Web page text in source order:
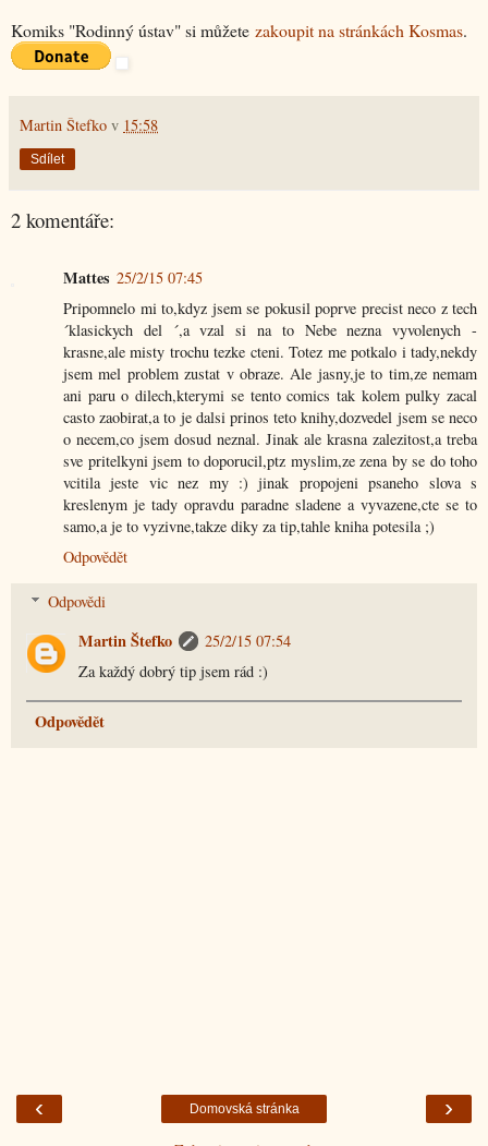
Komiks "Rodinný ústav" si můžete zakoupit na stránkách Kosmas.
Martin Štefko v 15:58
Sdílet
2 komentáře:
Mattes 25/2/15 07:45
Pripomnelo mi to,kdyz jsem se pokusil poprve precist neco z tech
´klasickych del ´,a vzal si na to Nebe nezna vyvolenych -
krasne,ale misty trochu tezke cteni. Totez me potkalo i tady,nekdy
jsem mel problem zustat v obraze. Ale jasny,je to tim,ze nemam
ani paru o dilech,kterymi se tento comics tak kolem pulky zacal
casto zaobirat,a to je dalsi prinos teto knihy,dozvedel jsem se neco
o necem,co jsem dosud neznal. Jinak ale krasna zalezitost,a treba
sve pritelkyni jsem to doporucil,ptz myslim,ze zena by se do toho
vcitila jeste vic nez my :) jinak propojeni psaneho slova s
kreslenym je tady opravdu paradne sladene a vyvazene,cte se to
samo,a je to vyzivne,takze diky za tip,tahle kniha potesila ;)
Odpovědět
Odpovědi
Martin Štefko
25/2/15 07:54
Za každý dobrý tip jsem rád :)
Odpovědět
‹ ›
Domovská stránka